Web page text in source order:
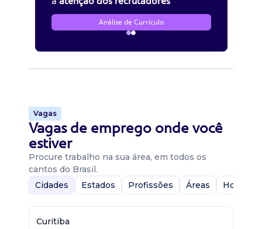
Análise de Currículo
Vagas
Vagas de emprego onde você
estiver
Procure trabalho na sua área, em todos os
cantos do Brasil.
Cidades
Estados Profissões Áreas Home-
Curitiba